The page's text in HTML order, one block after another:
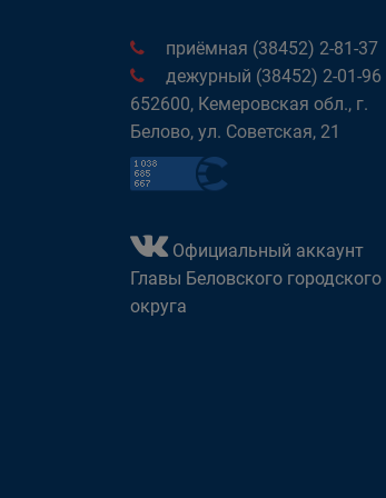
приёмная (38452) 2-81-37
дежурный (38452) 2-01-96
652600, Кемеровская обл., г.
Белово, ул. Советская, 21
Официальный аккаунт
Главы Беловского городского
округа